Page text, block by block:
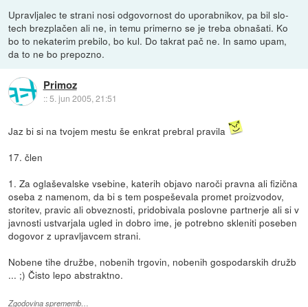
Upravljalec te strani nosi odgovornost do uporabnikov, pa bil slo-
tech brezplačen ali ne, in temu primerno se je treba obnašati. Ko
bo to nekaterim prebilo, bo kul. Do takrat pač ne. In samo upam,
da to ne bo prepozno.
Primoz
::5. jun 2005, 21:51
Jaz bi si na tvojem mestu še enkrat prebral pravila
17. člen
1. Za oglaševalske vsebine, katerih objavo naroči pravna ali fizična
oseba z namenom, da bi s tem pospeševala promet proizvodov,
storitev, pravic ali obveznosti, pridobivala poslovne partnerje ali si v
javnosti ustvarjala ugled in dobro ime, je potrebno skleniti poseben
dogovor z upravljavcem strani.
Nobene tihe družbe, nobenih trgovin, nobenih gospodarskih družb
... ;) Čisto lepo abstraktno.
Zgodovina sprememb…